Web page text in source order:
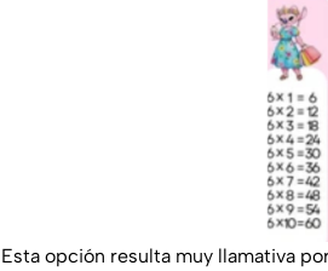
Esta opción resulta muy llamativa